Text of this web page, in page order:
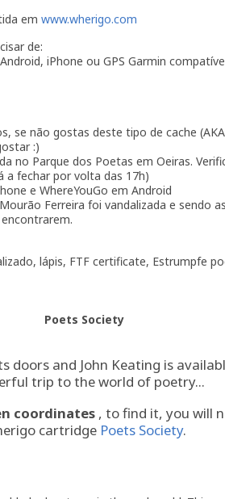
em www.wherigo.com
de:
iPhone ou GPS Garmin
se não gostas deste tipo de cache
:)
no Parque dos Poetas em Oeiras.
fechar por volta das 17h)
e WhereYouGo em Android
Ferreira foi vandalizada e sendo
lápis, FTF certificate, Estrumpfe
Poets Society
doors and John Keating is
trip to the world of poetry...
coordinates, to find it, you will
cartridge Poets Society.